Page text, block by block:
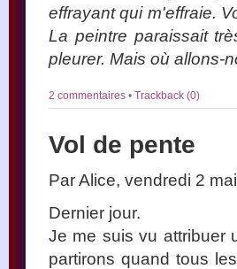
effrayant qui m'effraie.
La peintre paraissait
pleurer. Mais où allons-
2 commentaires • Trackback (0)
Vol de pente
Par Alice, vendredi 2
Dernier jour.
Je me suis vu attribuer
partirons quand tous